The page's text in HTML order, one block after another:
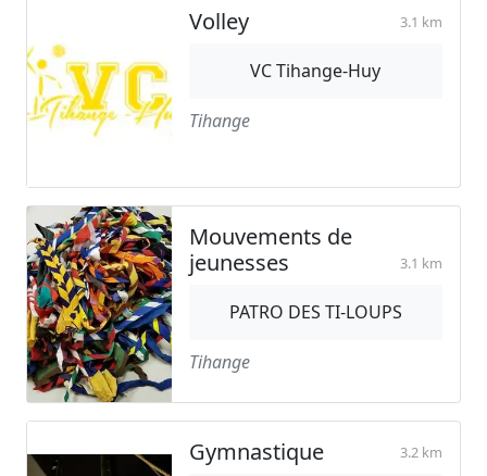
Volley 3.1 km
VC Tihange-Huy
Tihange
Mouvements de
jeunesses
3.1 km
PATRO DES TI-LOUPS
Tihange
Gymnastique 3.2 km